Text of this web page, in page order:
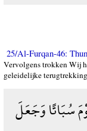
25/Al-Furqan-46:
Vervolgens trokken Wij
geleidelijke
سُبَاتًا وَجَعَلَ